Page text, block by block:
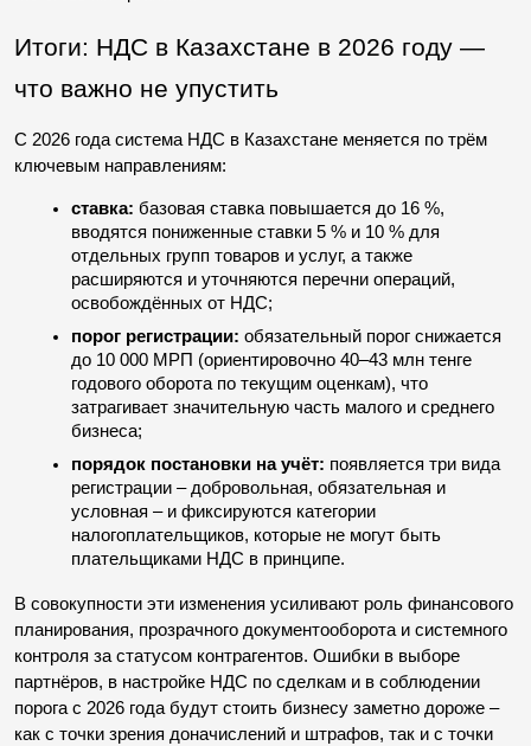
Итоги: НДС в Казахстане в 2026 году —
что важно не упустить
С 2026 года система НДС в Казахстане меняется по трём
ключевым направлениям:
ставка: базовая ставка повышается до 16 %,
вводятся пониженные ставки 5 % и 10 % для
отдельных групп товаров и услуг, а также
расширяются и уточняются перечни операций,
освобождённых от НДС;
порог регистрации: обязательный порог снижается
до 10 000 МРП (ориентировочно 40–43 млн тенге
годового оборота по текущим оценкам), что
затрагивает значительную часть малого и среднего
бизнеса;
порядок постановки на учёт: появляется три вида
регистрации – добровольная, обязательная и
условная – и фиксируются категории
налогоплательщиков, которые не могут быть
плательщиками НДС в принципе.
В совокупности эти изменения усиливают роль финансового
планирования, прозрачного документооборота и системного
контроля за статусом контрагентов. Ошибки в выборе
партнёров, в настройке НДС по сделкам и в соблюдении
порога с 2026 года будут стоить бизнесу заметно дороже –
как с точки зрения доначислений и штрафов, так и с точки